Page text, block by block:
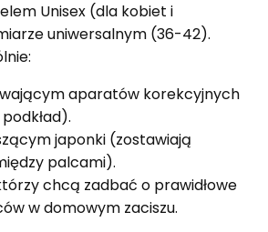
Unisex (dla kobiet i
uniwersalnym (36-42).
aparatów korekcyjnych
japonki (zostawiają
palcami).
chcą zadbać o prawidłowe
w domowym zaciszu.